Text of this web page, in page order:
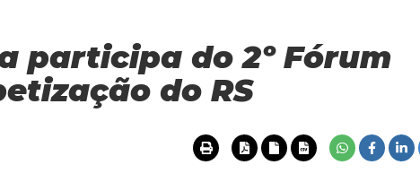
participa do 2º Fórum
do RS